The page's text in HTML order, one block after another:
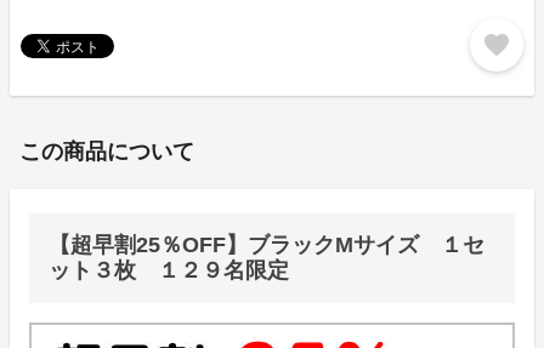
favorite
この商品について
【超早割25％OFF】ブラックMサイズ １セ
ット３枚 １２９名限定